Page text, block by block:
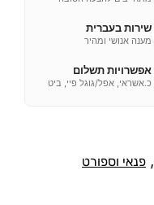
שירות בעברית
מענה אנושי ומהיר
אפשרויות תשלום
כ.אשראי, אפל/גוגל פיי, ביט
, פנאי וספורט